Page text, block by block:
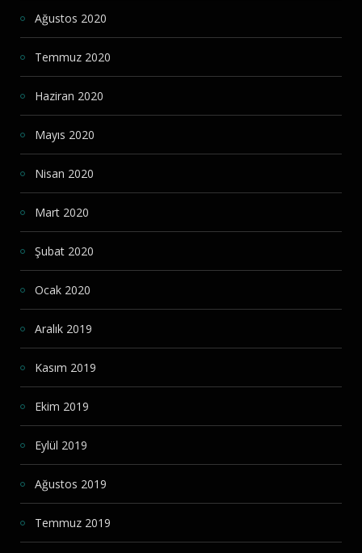
Ağustos 2020
Temmuz 2020
Haziran 2020
Mayıs 2020
Nisan 2020
Mart 2020
Şubat 2020
Ocak 2020
Aralık 2019
Kasım 2019
Ekim 2019
Eylül 2019
Ağustos 2019
Temmuz 2019